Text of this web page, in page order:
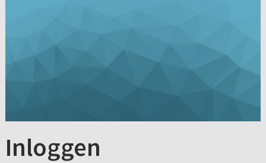
Inloggen